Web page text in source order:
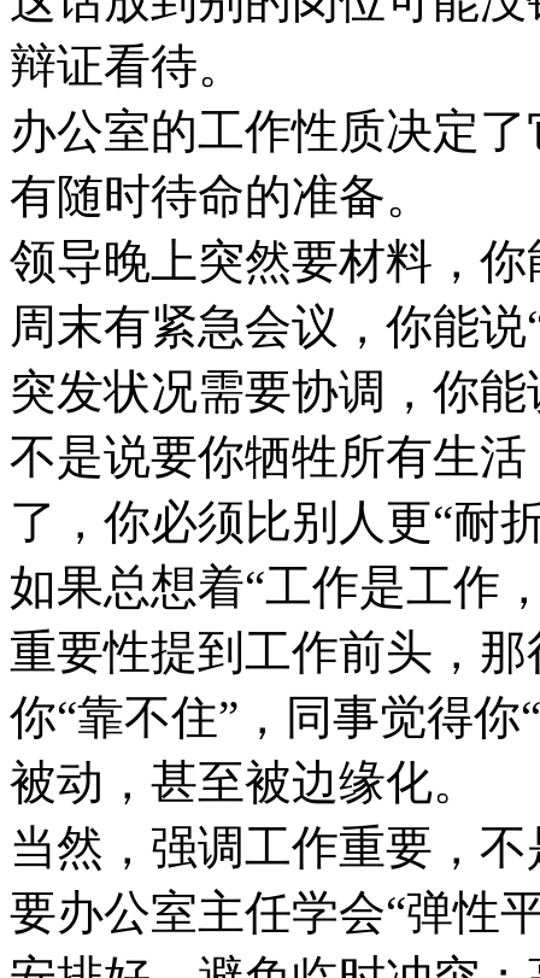
辩证看待。
办公室的工作性质决定
有随时待命的准备。
领导晚上突然要材料，
周末有紧急会议，你能
突发状况需要协调，你
不是说要你牺牲所有生
了，你必须比别人更“耐
如果总想着“工作是工作
重要性提到工作前头，
你“靠不住”，同事觉得
被动，甚至被边缘化。
当然，强调工作重要，
要办公室主任学会“弹性